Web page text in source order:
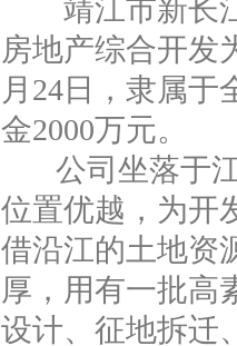
靖江市新长江
房地产综合开发
月24日，隶属于
金2000万元。
公司坐落于江
位置优越，为开
借沿江的土地资
厚，用有一批高
设计、征地拆迁